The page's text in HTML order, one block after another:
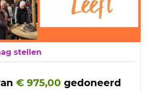
stellen
€ 975,00 gedoneerd